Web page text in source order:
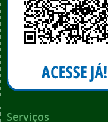
Serviços